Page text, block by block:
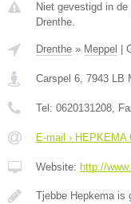
Niet gevestigd in
Drenthe.
Drenthe » Meppel
Carspel 6, 7943 LB
Tel: 0620131208,
E-mail ›
Website: http://
Tjebbe Hepkema is